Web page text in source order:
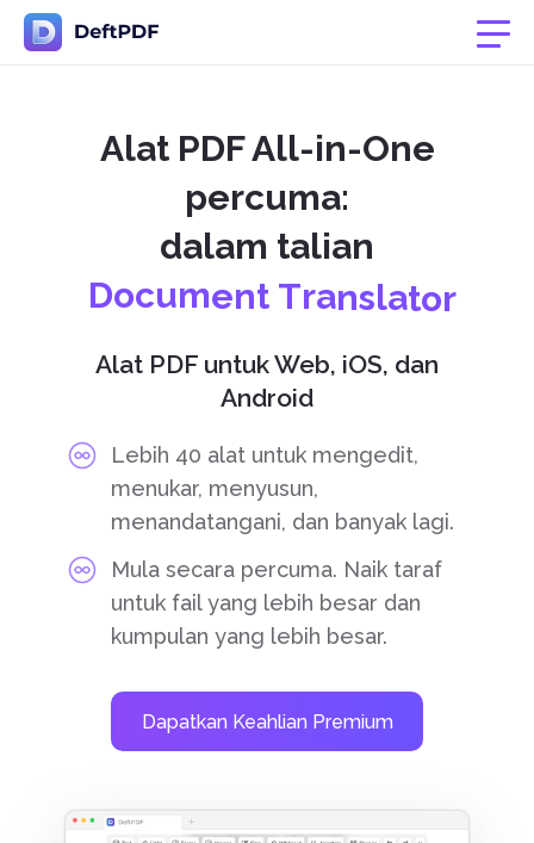
Alat PDF All-in-One
percuma:
dalam talian
ument Trans
Conve rt PDF
Split PDF
Alat PDF untuk Web, iOS, dan
Android
Lebih 40 alat untuk mengedit,
menukar, menyusun,
menandatangani, dan banyak lagi.
Mula secara percuma. Naik taraf
untuk fail yang lebih besar dan
kumpulan yang lebih besar.
Dapatkan Keahlian Premium